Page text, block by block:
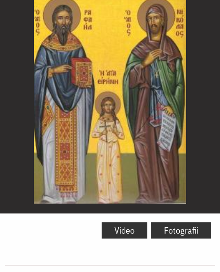
Sfinții
Irina
Video Fotografii